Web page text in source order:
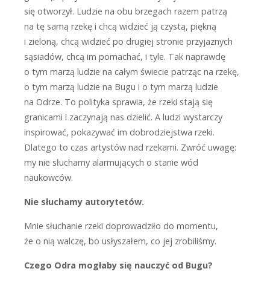
się otworzył. ­Ludzie na obu brzegach razem patrzą
na tę samą rzekę i chcą widzieć ją czystą, piękną
i zieloną, chcą widzieć po drugiej stronie przyjaznych
sąsiadów, chcą im pomachać, i tyle. Tak naprawdę
o tym marzą ludzie na całym świecie patrząc na rzekę,
o tym marzą ludzie na Bugu i o tym marzą ludzie
na Odrze. To polityka sprawia, że rzeki stają się
granicami i zaczynają nas dzielić. A ludzi wystarczy
inspirować, pokazywać im dobrodziejstwa rzeki.
Dlatego to czas artystów nad rzekami. Zwróć uwagę:
my nie słuchamy ­alarmujących o stanie wód
naukowców.
Nie słuchamy autorytetów.
Mnie słuchanie rzeki doprowadziło do momentu,
że o nią walczę, bo usłyszałem, co jej zrobiliśmy.
Czego Odra mogłaby się nauczyć od Bugu?